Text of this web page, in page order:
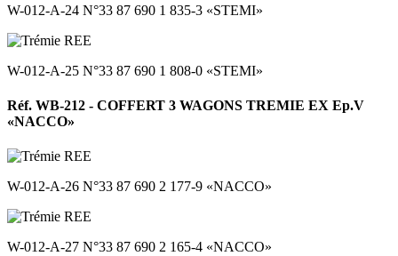
W-012-A-24 N°33 87 690 1 835-3 «STEMI»
W-012-A-25 N°33 87 690 1 808-0 «STEMI»
Réf. WB-212 - COFFERT 3 WAGONS TREMIE EX Ep.V
«NACCO»
W-012-A-26 N°33 87 690 2 177-9 «NACCO»
W-012-A-27 N°33 87 690 2 165-4 «NACCO»